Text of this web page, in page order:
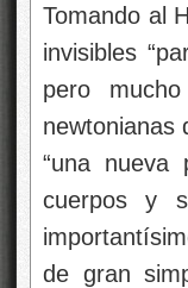
Tomando al
invisibles
pero
newtonianas
“una nueva
cuerpos y
de gran